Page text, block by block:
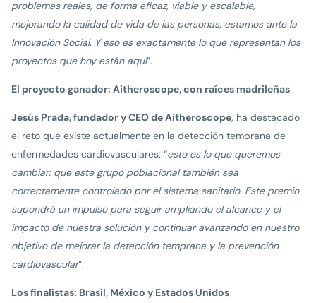
problemas reales, de forma eficaz, viable y escalable,
mejorando la calidad de vida de las personas, estamos ante la
Innovación Social. Y eso es exactamente lo que representan los
proyectos que hoy están aquí”.
El proyecto ganador: Aitheroscope, con raíces madrileñas
Jesús Prada, fundador y CEO de Aitheroscope, ha destacado
el reto que existe actualmente en la detección temprana de
enfermedades cardiovasculares: “esto es lo que queremos
cambiar: que este grupo poblacional también sea
correctamente controlado por el sistema sanitario. Este premio
supondrá un impulso para seguir ampliando el alcance y el
impacto de nuestra solución y continuar avanzando en nuestro
objetivo de mejorar la detección temprana y la prevención
cardiovascular”.
Los finalistas: Brasil, México y Estados Unidos